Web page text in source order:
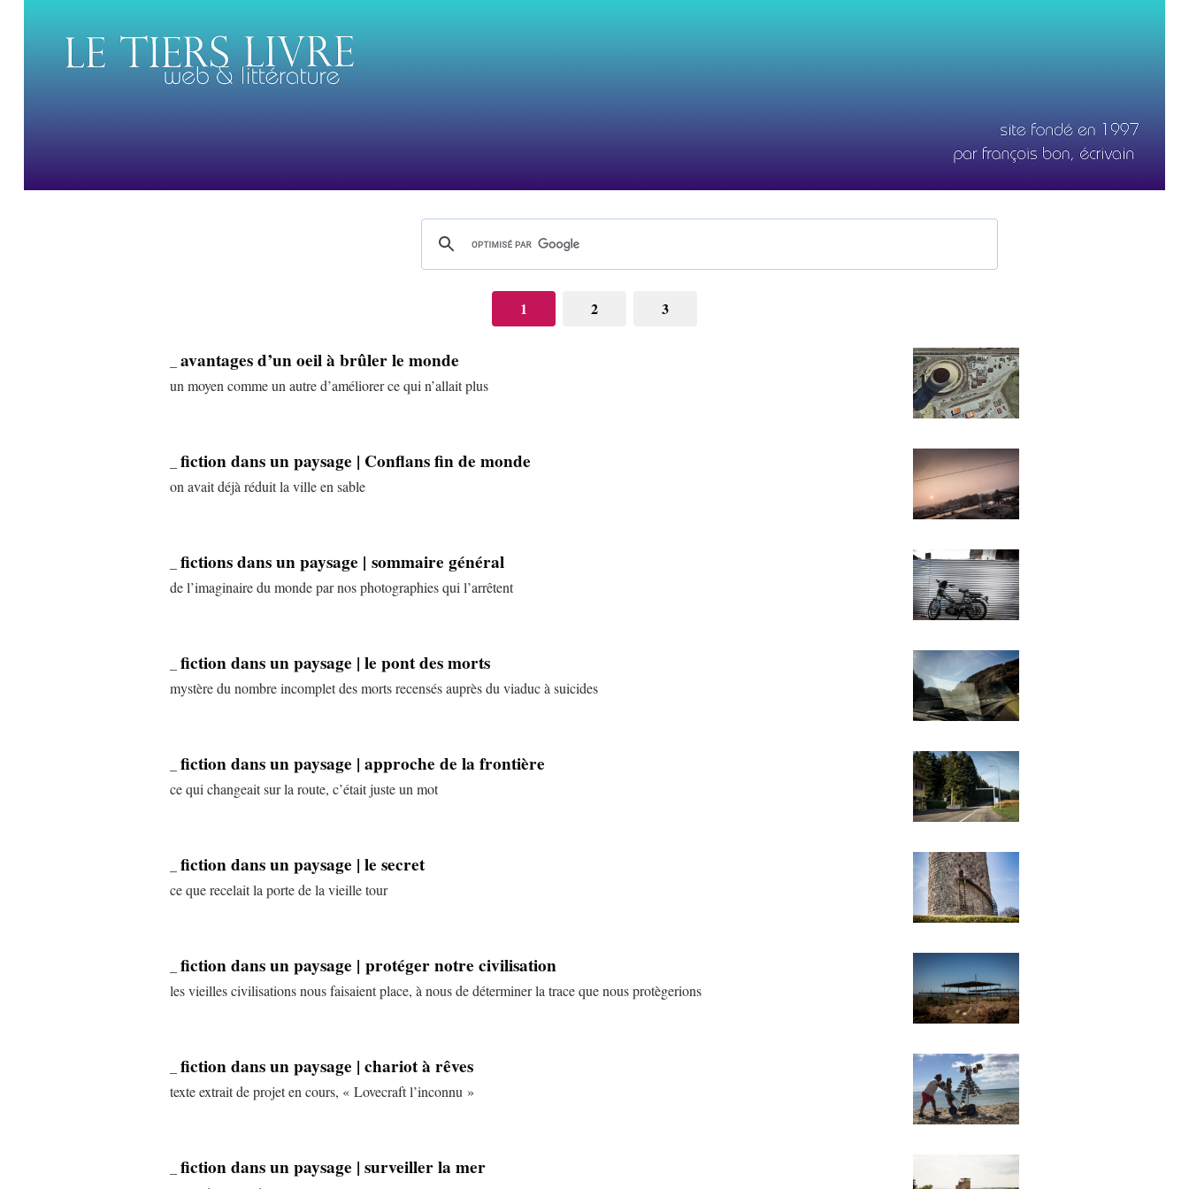
1 2 3
avantages d’un oeil à brûler le monde
un moyen comme un autre d’améliorer ce qui n’allait plus
fiction dans un paysage | Conflans fin de monde
on avait déjà réduit la ville en sable
fictions dans un paysage | sommaire général
de l’imaginaire du monde par nos photographies qui l’arrêtent
fiction dans un paysage | le pont des morts
mystère du nombre incomplet des morts recensés auprès du viaduc à suicides
fiction dans un paysage | approche de la frontière
ce qui changeait sur la route, c’était juste un mot
fiction dans un paysage | le secret
ce que recelait la porte de la vieille tour
fiction dans un paysage | protéger notre civilisation
les vieilles civilisations nous faisaient place, à nous de déterminer la trace que nous protègerions
fiction dans un paysage | chariot à rêves
texte extrait de projet en cours, « Lovecraft l’inconnu »
fiction dans un paysage | surveiller la mer